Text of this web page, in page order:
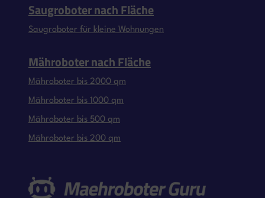
Saugroboter nach Fläche
Saugroboter für kleine Wohnungen
Mähroboter nach Fläche
Mähroboter bis 2000 qm
Mähroboter bis 1000 qm
Mähroboter bis 500 qm
Mähroboter bis 200 qm